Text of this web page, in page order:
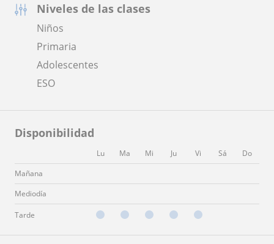
Niveles de las clases
Niños
Primaria
Adolescentes
ESO
Disponibilidad
Lu Ma Mi Ju Vi Sá
Do
Mañana
Mediodía
Tarde